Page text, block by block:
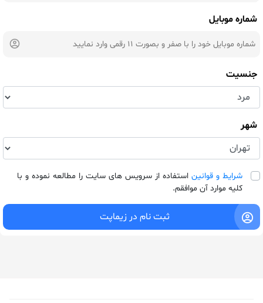
شماره موبایل
جنسیت
شهر
شرایط و قوانین استفاده از سرویس های سایت را مطالعه نموده و با
کلیه موارد آن موافقم.
ثبت نام در زیماپت